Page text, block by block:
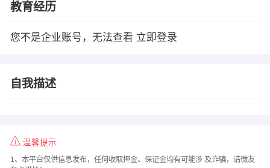
教育经历
您不是企业账号，无法查看 立即登录
自我描述
温馨提示
1、本平台仅供信息发布，任何收取押金、保证金均有可能涉 及诈骗，请微友